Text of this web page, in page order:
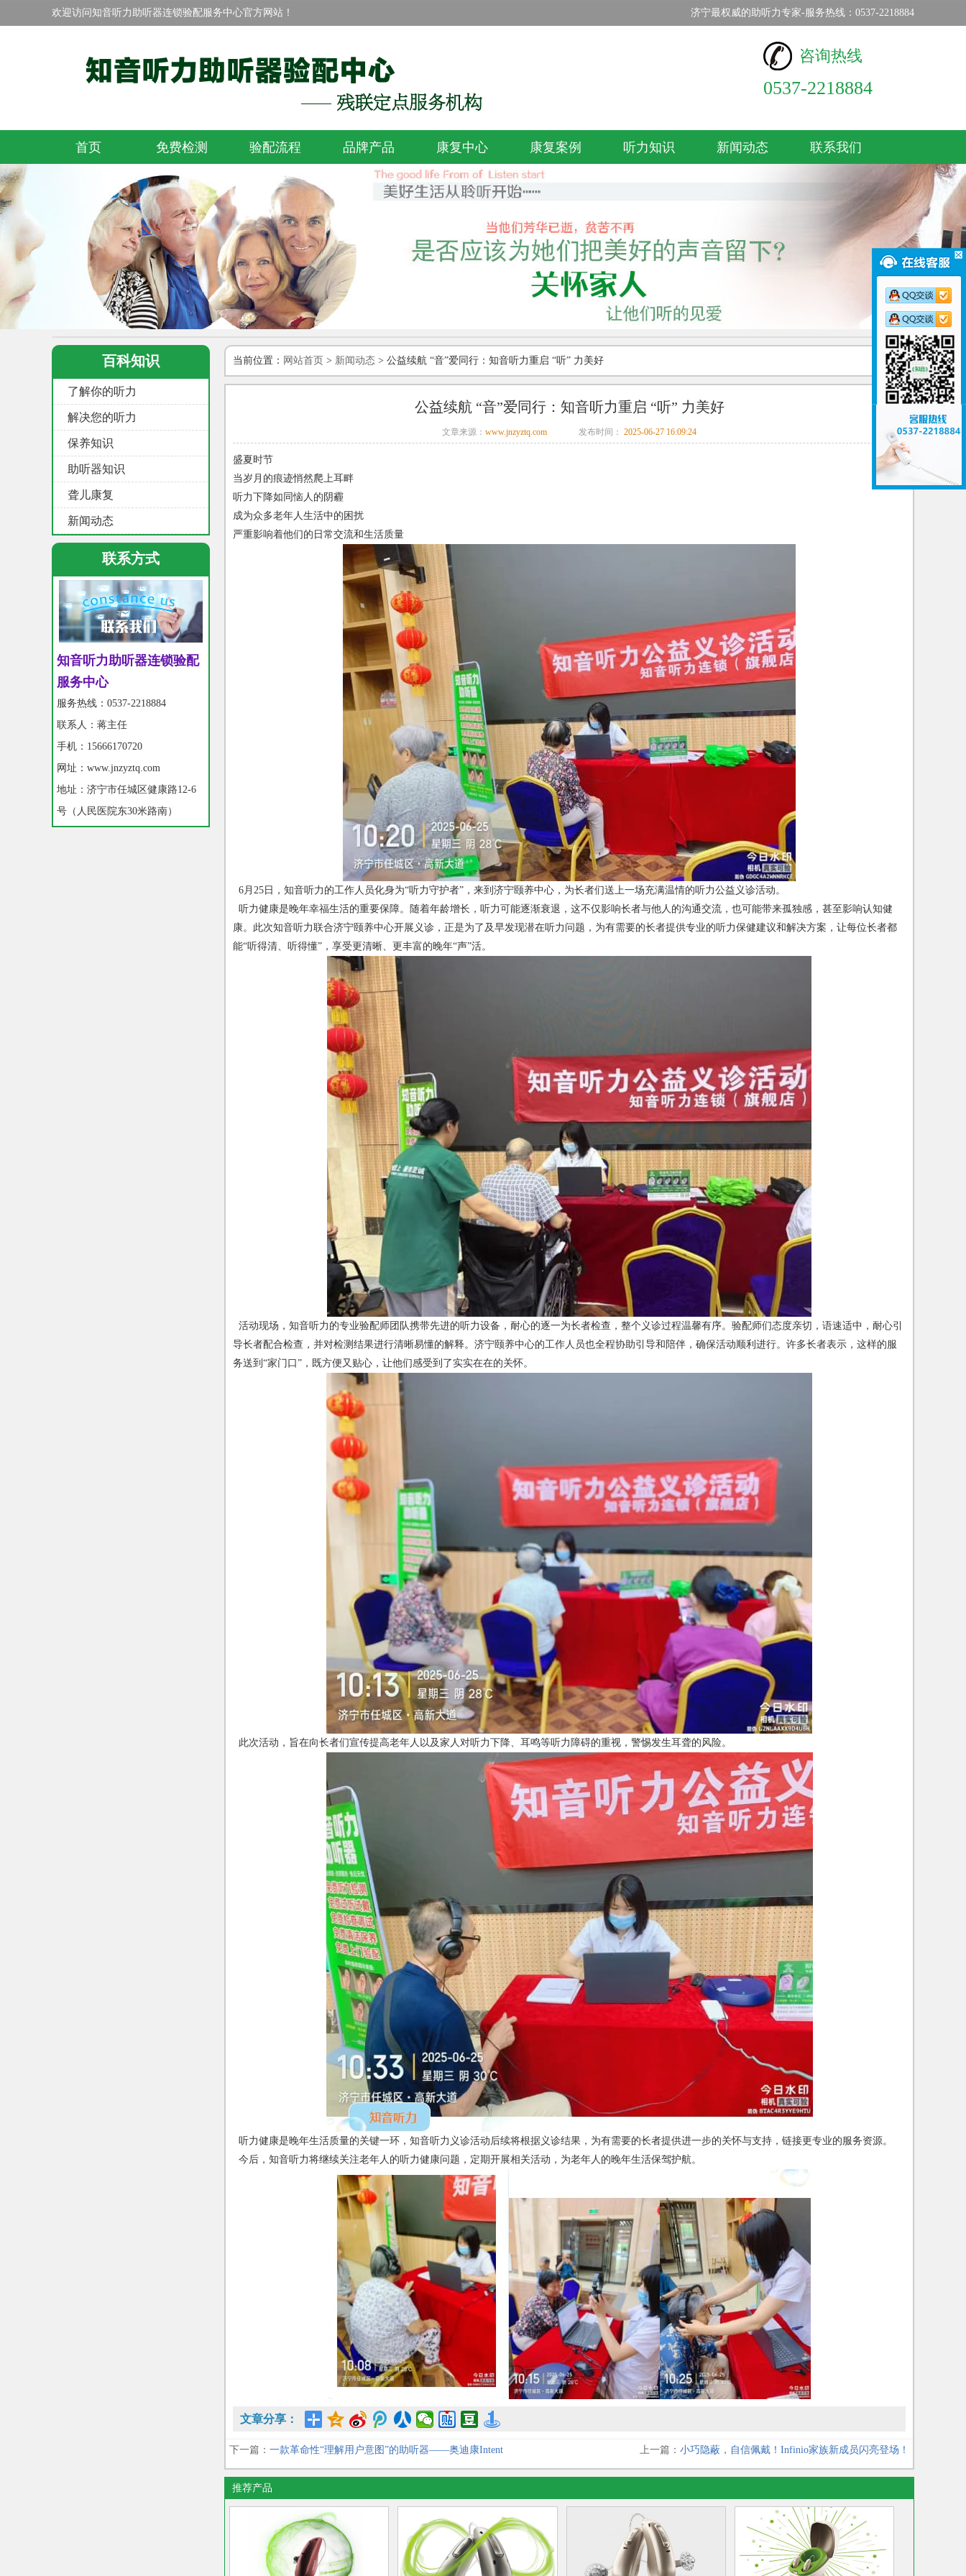
欢迎访问知音听力助听器连锁验配服务中心官方网站！ 济宁最权威的助听力专家-服务热线：0537-2218884
咨询热线
0537-2218884
首页 免费检测 验配流程 品牌产品 康复中心 康复案例 听力知识 新闻动态 联系我们
百科知识
了解你的听力
解决您的听力
保养知识
助听器知识
聋儿康复
新闻动态
联系方式
知音听力助听器连锁验配
服务中心
服务热线：0537-2218884
联系人：蒋主任
手机：15666170720
网址：www.jnzyztq.com
地址：济宁市任城区健康路12-6
号（人民医院东30米路南）
当前位置： 网站首页 > 新闻动态 > 公益续航 “音”爱同行：知音听力重启 “听” 力美好
公益续航 “音”爱同行：知音听力重启 “听” 力美好
文章来源： www.jnzyztq.com 发布时间： 2025-06-27 16:09:24
盛夏时节
当岁月的痕迹悄然爬上耳畔
听力下降如同恼人的阴霾
成为众多老年人生活中的困扰
严重影响着他们的日常交流和生活质量
6月 25 日，知音听力的工作人员化身为“听力守护者” ，来到济宁颐养中心，为长者们送上一场充满温情的听力公益义诊活动。
听力健康是晚年幸福生活的重要保障。随着年龄增长，听力可能逐渐衰退，这不仅影响长者与他人的沟通交流，也可能带来孤独感，甚至影响认知健
康。此次知音听力联合济宁颐养中心开展义诊，正是为了及早发现潜在听力问题，为有需要的长者提供专业的听力保健建议和解决方案，让每位长者都
能“听得清、听得懂” ，享受更清晰、更丰富的晚年“声”活。
活动现场，知音听力的专业验配师团队携带先进的听力设备，耐心的逐一为长者检查，整个义诊过程温馨有序。验配师们态度亲切，语速适中，耐心引
导长者配合检查，并对检测结果进行清晰易懂的解释。济宁颐养中心的工作人员也全程协助引导和陪伴，确保活动顺利进行。许多长者表示，这样的服
务送到 “家门口 ” ，既方便又贴心，让他们感受到了实实在在的关怀。
此次活动，旨在向长者们宣传提高老年人以及家人对听力下降、耳鸣等听力障碍的重视，警惕发生耳聋的风险。
听力健康是晚年生活质量的关键一环，知音听力义诊活动后续将根据义诊结果，为有需要的长者提供进一步的关怀与支持，链接更专业的服务资源。
今后，知音听力将继续关注老年人的听力健康问题，定期开展相关活动，为老年人的晚年生活保驾护航。
文章分享：
下一篇： 一款革命性“理解用户意图”的助听器——奥迪康Intent 上一篇： 小巧隐蔽，自信佩戴！Infinio家族新成员闪亮登场！
推荐产品